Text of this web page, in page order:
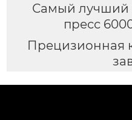
Самый лучший
пресс
Прецизионная